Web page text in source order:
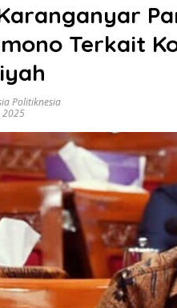
Terkait
Politiknesia
2025